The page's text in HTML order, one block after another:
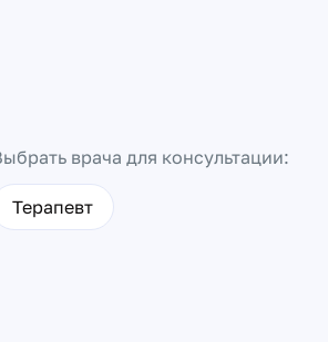
врача для консультации:
Терапевт